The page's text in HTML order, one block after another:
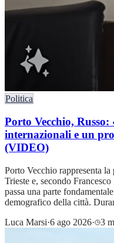
Politica
Porto Vecchio,
internazionali e un
(VIDEO)
Porto Vecchio rappresenta
Trieste e, secondo
passa una parte
demografico della città.
Luca Marsi·6 ago 2026· 3